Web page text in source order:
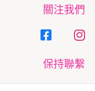
關注我們
保持聯繫